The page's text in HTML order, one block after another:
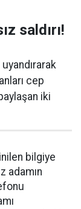
saldırı!
cep
iki
bilgiye
adamın